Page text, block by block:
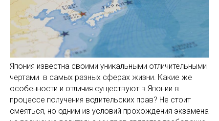
Япония известна своими уникальными отличительными
чертами в самых разных сферах жизни. Какие же
особенности и отличия существуют в Японии в
процессе получения водительских прав? Не стоит
смеяться, но одним из условий прохождения экзамена